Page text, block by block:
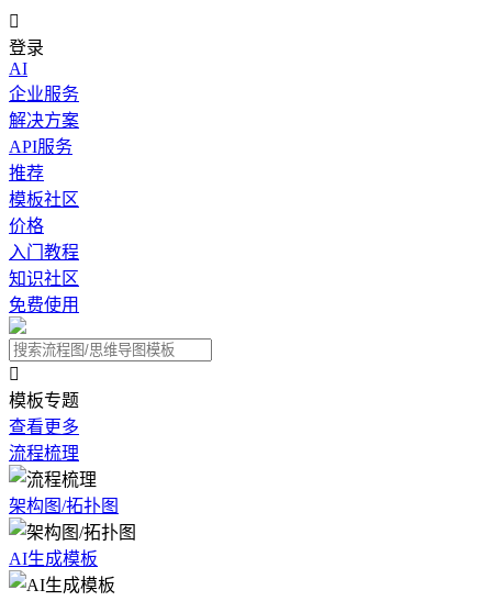

登录
AI
企业服务
解决方案
API服务
推荐
模板社区
价格
入门教程
知识社区
免费使用

模板专题
查看更多
流程梳理
架构图/拓扑图
AI生成模板